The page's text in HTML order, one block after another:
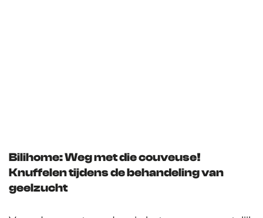
Bilihome: Weg met die couveuse!
Knuffelen tijdens de behandeling van
geelzucht